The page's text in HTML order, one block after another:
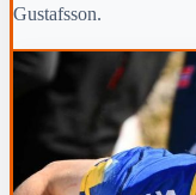
Gustafsson.